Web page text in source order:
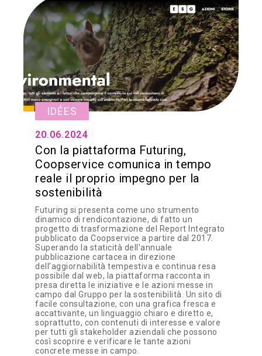
IDÉES
20.06.2024
Con la piattaforma Futuring,
Coopservice comunica in tempo
reale il proprio impegno per la
sostenibilità
Futuring si presenta come uno strumento
dinamico di rendicontazione, di fatto un
progetto di trasformazione del Report Integrato
pubblicato da Coopservice a partire dal 2017.
Superando la staticità dell'annuale
pubblicazione cartacea in direzione
dell’aggiornabilità tempestiva e continua resa
possibile dal web, la piattaforma racconta in
presa diretta le iniziative e le azioni messe in
campo dal Gruppo per la sostenibilità. Un sito di
facile consultazione, con una grafica fresca e
accattivante, un linguaggio chiaro e diretto e,
soprattutto, con contenuti di interesse e valore
per tutti gli stakeholder aziendali che possono
così scoprire e verificare le tante azioni
concrete messe in campo.